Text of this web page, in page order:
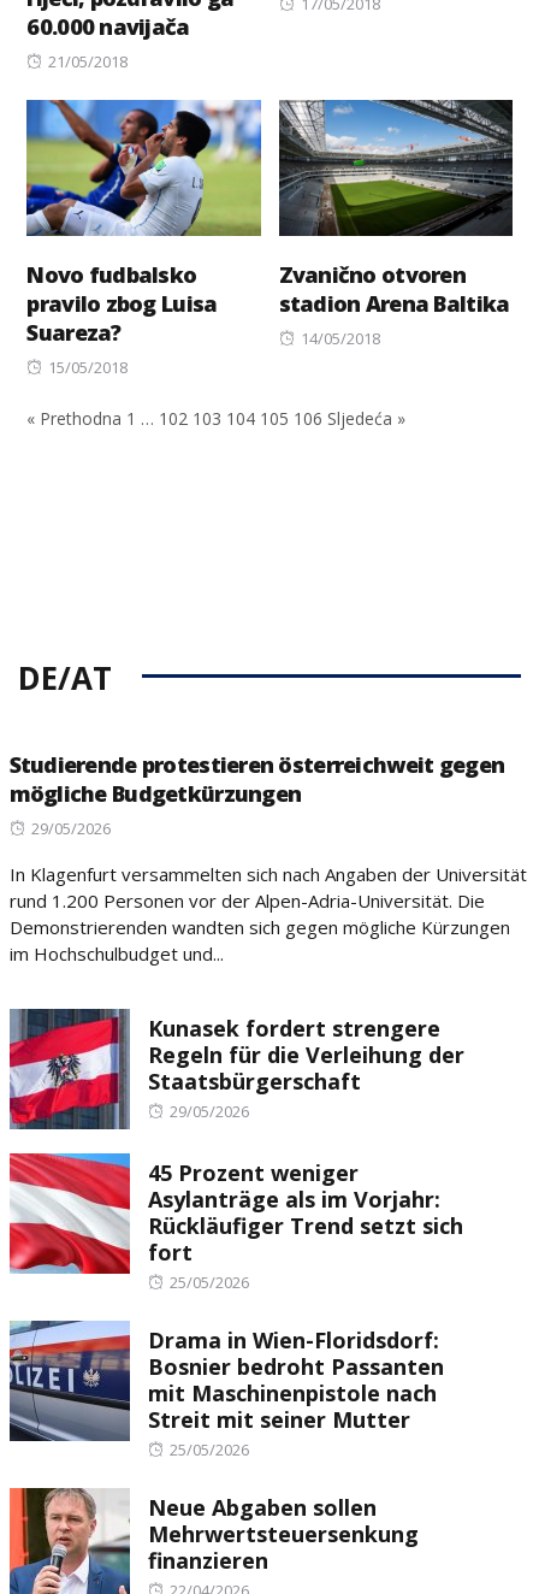
60.000 navijača
Posted
21/05/2018
Novo fudbalsko
pravilo zbog Luisa
Suareza?
Posted
15/05/2018
Zvanično otvoren
stadion Arena Baltika
Posted
14/05/2018
« Prethodna 1 … 102 103 104 105 106 Sljedeća »
DE/AT
Studierende protestieren österreichweit gegen
mögliche Budgetkürzungen
Posted
29/05/2026
In Klagenfurt versammelten sich nach Angaben der Universität
rund 1.200 Personen vor der Alpen-Adria-Universität. Die
Demonstrierenden wandten sich gegen mögliche Kürzungen
im Hochschulbudget und...
Kunasek fordert strengere
Regeln für die Verleihung der
Staatsbürgerschaft
Posted
29/05/2026
45 Prozent weniger
Asylanträge als im Vorjahr:
Rückläufiger Trend setzt sich
fort
Posted
25/05/2026
Drama in Wien-Floridsdorf:
Bosnier bedroht Passanten
mit Maschinenpistole nach
Streit mit seiner Mutter
Posted
25/05/2026
Neue Abgaben sollen
Mehrwertsteuersenkung
finanzieren
Posted